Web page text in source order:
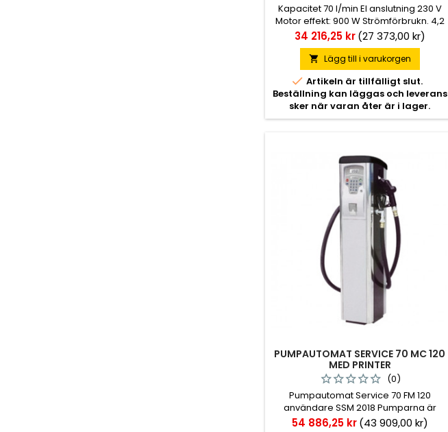
Kapacitet 70 l/min El anslutning 230 V
Motor effekt: 900 W Strömförbrukn. 4,2
A Anslut in/ut 1 1/2" Slang avtapp 4 m
Mått LxBxH: 1478x488x400 mm Vikt: 67 kg
Pris
34 216,25 kr(27 373,00 kr)
 Lägg till i varukorgen
 Artikeln är tillfälligt slut.
Beställning kan läggas och leverans
sker när varan åter är i lager.
PUMPAUTOMAT SERVICE 70 MC 120
MED PRINTER
(0)
Pumpautomat Service 70 FM 120
användare SSM 2018 Pumparna är
designade för att få en kompakt
Pris
54 886,25 kr(43 909,00 kr)